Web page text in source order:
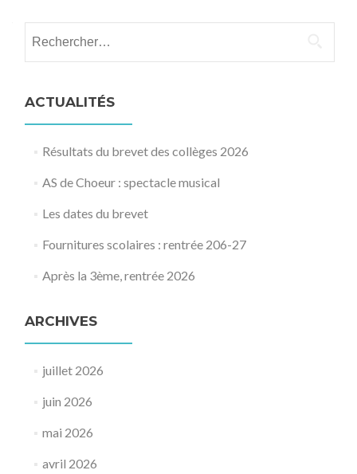
articles
ACTUALITÉS
Résultats du brevet des collèges 2026
AS de Choeur : spectacle musical
Les dates du brevet
Fournitures scolaires : rentrée 206-27
Après la 3ème, rentrée 2026
ARCHIVES
juillet 2026
juin 2026
mai 2026
avril 2026